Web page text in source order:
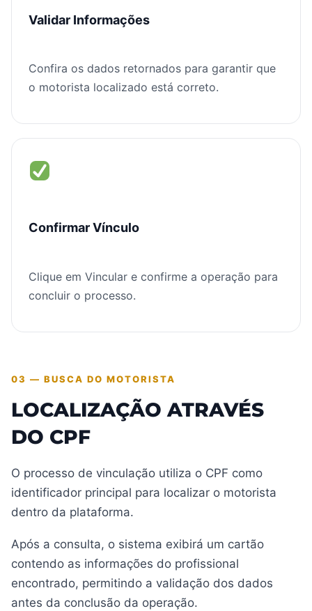
Validar Informações
Confira os dados retornados para garantir que
o motorista localizado está correto.
Confirmar Vínculo
Clique em Vincular e confirme a operação para
concluir o processo.
03 — BUSCA DO MOTORISTA
LOCALIZAÇÃO ATRAVÉS
DO CPF
O processo de vinculação utiliza o CPF como
identificador principal para localizar o motorista
dentro da plataforma.
Após a consulta, o sistema exibirá um cartão
contendo as informações do profissional
encontrado, permitindo a validação dos dados
antes da conclusão da operação.